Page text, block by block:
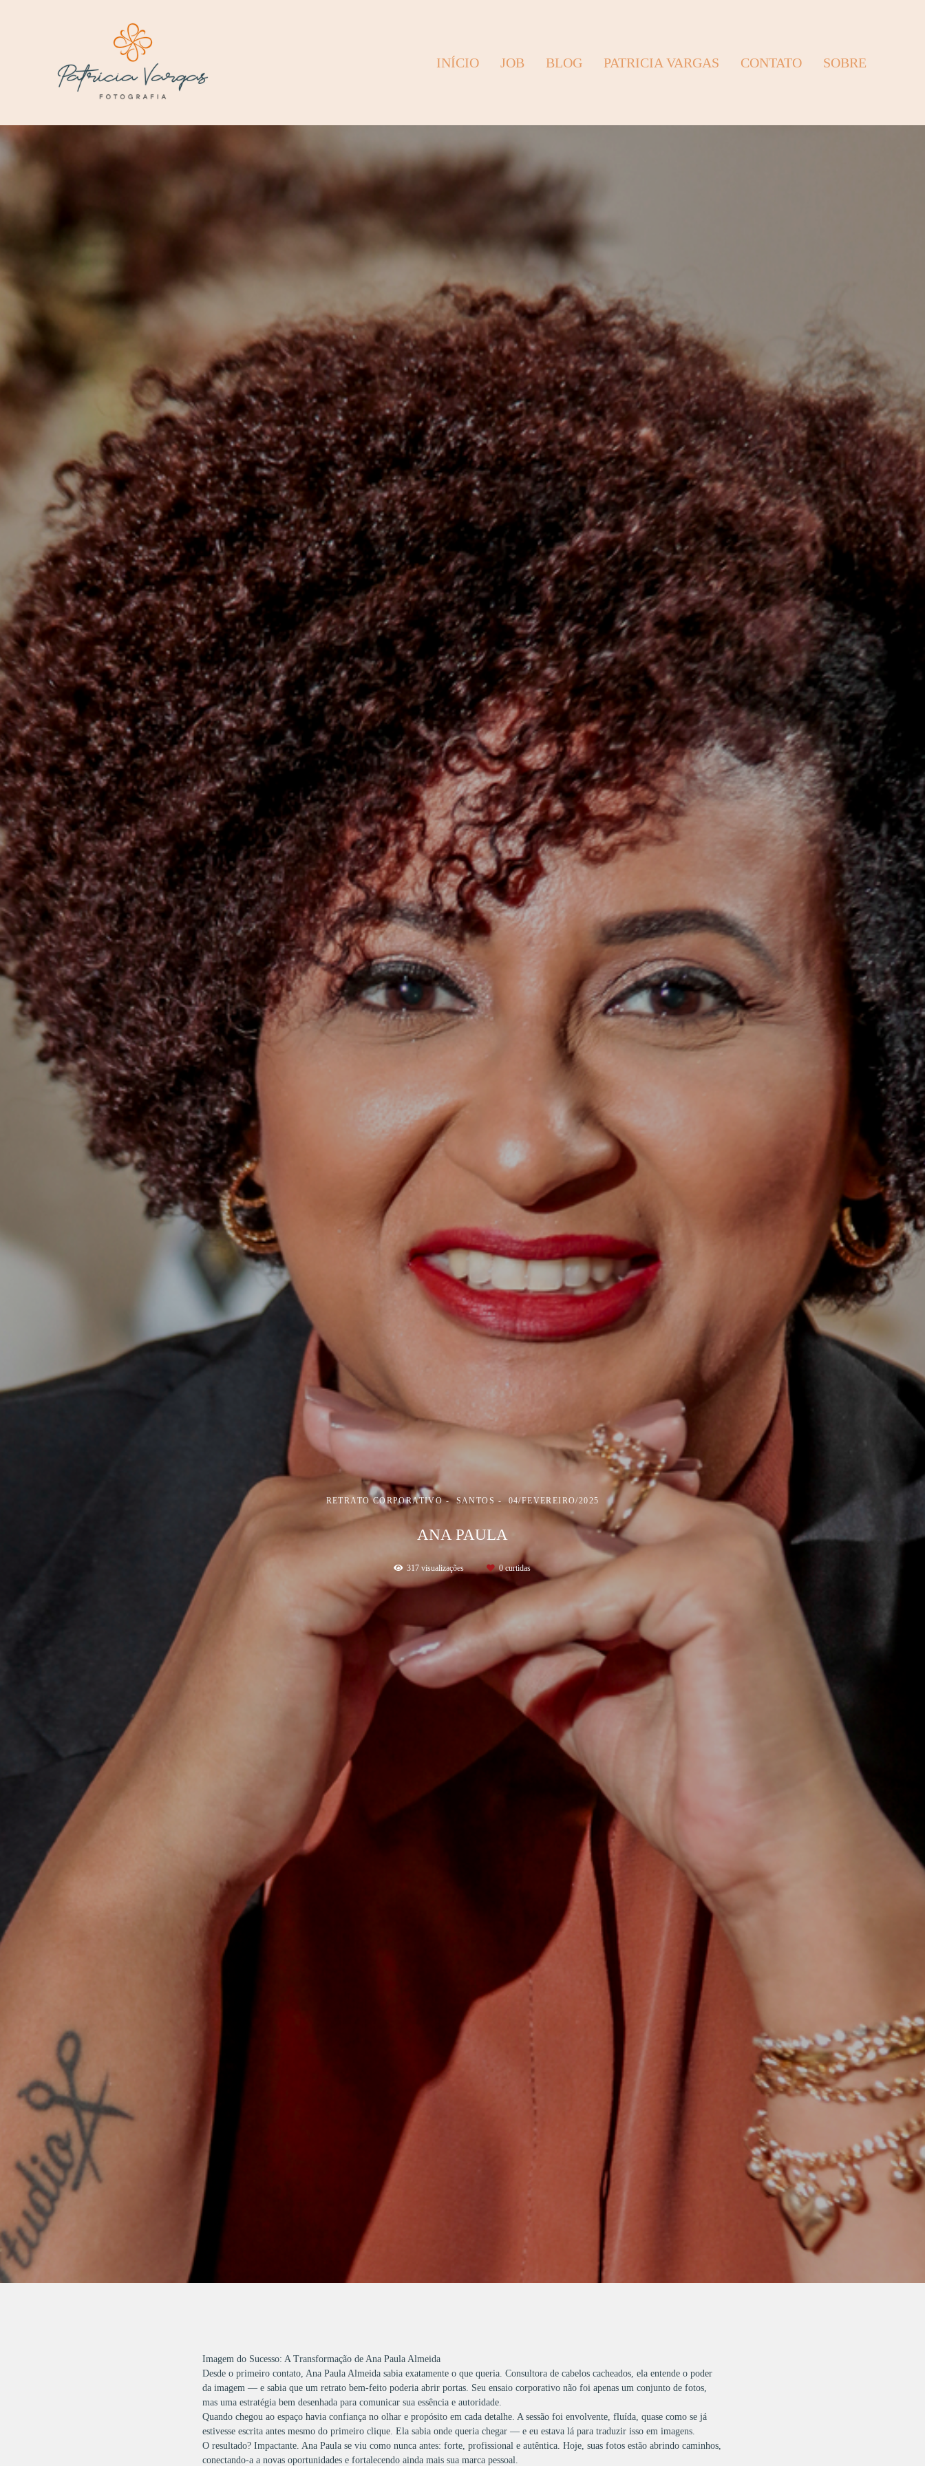
INÍCIO JOB BLOG PATRICIA VARGAS CONTATO SOBRE
RETRATO CORPORATIVO SANTOS 04/FEVEREIRO/2025
ANA PAULA
317 visualizações 0curtidas
Imagem do Sucesso: A Transformação de Ana Paula Almeida
Desde o primeiro contato, Ana Paula Almeida sabia exatamente o que queria. Consultora de cabelos cacheados, ela entende o poder
da imagem — e sabia que um retrato bem-feito poderia abrir portas. Seu ensaio corporativo não foi apenas um conjunto de fotos,
mas uma estratégia bem desenhada para comunicar sua essência e autoridade.
Quando chegou ao espaço havia confiança no olhar e propósito em cada detalhe. A sessão foi envolvente, fluída, quase como se já
estivesse escrita antes mesmo do primeiro clique. Ela sabia onde queria chegar — e eu estava lá para traduzir isso em imagens.
O resultado? Impactante. Ana Paula se viu como nunca antes: forte, profissional e autêntica. Hoje, suas fotos estão abrindo caminhos,
conectando-a a novas oportunidades e fortalecendo ainda mais sua marca pessoal.